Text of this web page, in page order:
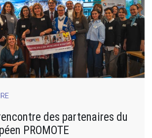
des partenaires du
PROMOTE